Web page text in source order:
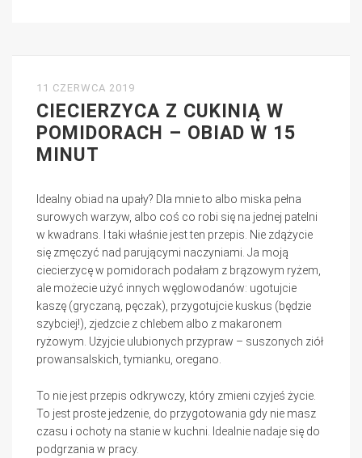
11 CZERWCA 2019
CIECIERZYCA Z CUKINIĄ W
POMIDORACH – OBIAD W 15
MINUT
Idealny obiad na upały? Dla mnie to albo miska pełna
surowych warzyw, albo coś co robi się na jednej patelni
w kwadrans. I taki właśnie jest ten przepis. Nie zdążycie
się zmęczyć nad parującymi naczyniami. Ja moją
ciecierzycę w pomidorach podałam z brązowym ryżem,
ale możecie użyć innych węglowodanów: ugotujcie
kaszę (gryczaną, pęczak), przygotujcie kuskus (będzie
szybciej!), zjedzcie z chlebem albo z makaronem
ryżowym. Użyjcie ulubionych przypraw – suszonych ziół
prowansalskich, tymianku, oregano.
To nie jest przepis odkrywczy, który zmieni czyjeś życie.
To jest proste jedzenie, do przygotowania gdy nie masz
czasu i ochoty na stanie w kuchni. Idealnie nadaje się do
podgrzania w pracy.